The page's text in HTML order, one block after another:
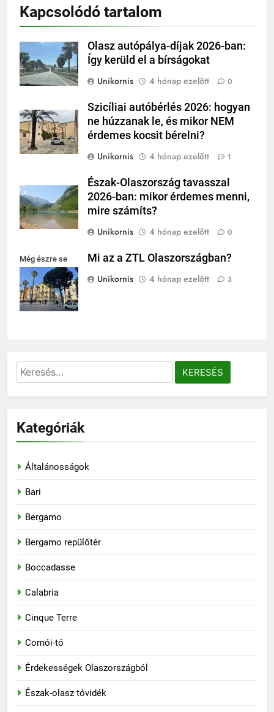
Kapcsolódó tartalom
Olasz autópálya-díjak 2026-ban:
Így kerüld el a bírságokat
Unikornis
4 hónap ezelőtt 0
Szicíliai autóbérlés 2026: hogyan
ne húzzanak le, és mikor NEM
érdemes kocsit bérelni?
Unikornis
4 hónap ezelőtt 1
Észak-Olaszország tavasszal
2026-ban: mikor érdemes menni,
mire számíts?
Unikornis
4 hónap ezelőtt 0
Még észre se
venni...
Mi az a ZTL Olaszországban?
Unikornis
4 hónap ezelőtt 3
Keresés:
Kategóriák
Általánosságok
Bari
Bergamo
Bergamo repülőtér
Boccadasse
Calabria
Cinque Terre
Comói-tó
Érdekességek Olaszországból
Észak-olasz tóvidék